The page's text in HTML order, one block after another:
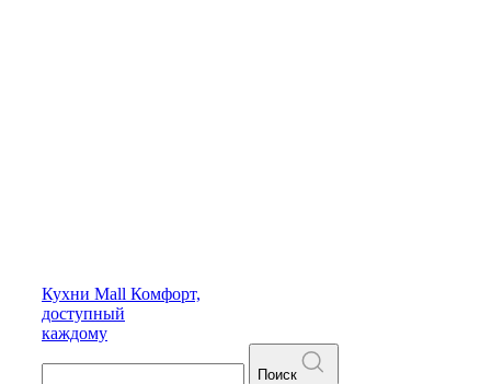
Кухни Mall Комфорт,
доступный
каждому
Поиск